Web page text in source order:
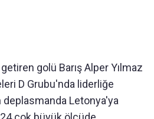
getiren golü Barış Alper Yılmaz
D Grubu'nda liderliğe
Letonya'ya